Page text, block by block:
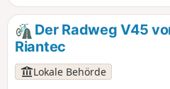
der nach dem Krieg
Stadt zu gehen. All dies bietet
Gelegenheiten, die reiche und
Geschichte von Hennebont zu
einem strategisch wichtigen Ort
Mündung des Blavet.
Der Radweg V45
Riantec
Lokale Behörde